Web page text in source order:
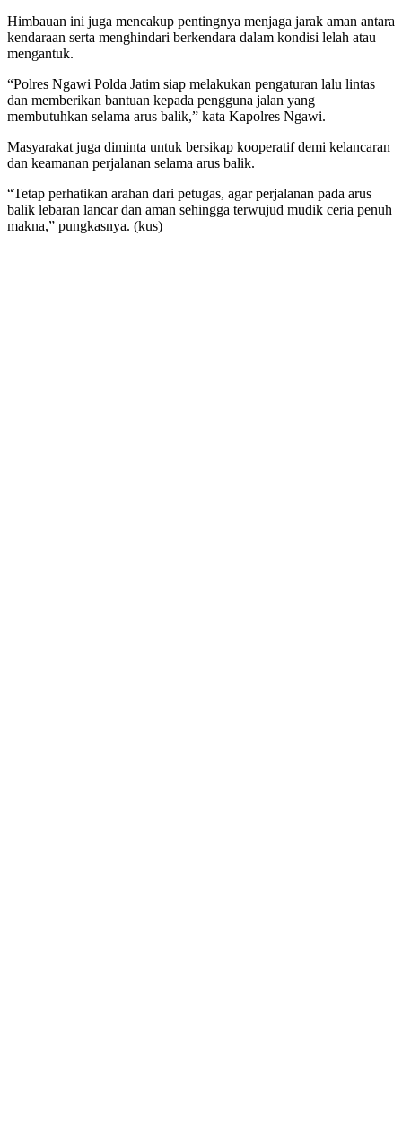
Himbauan ini juga mencakup pentingnya menjaga jarak aman antara
kendaraan serta menghindari berkendara dalam kondisi lelah atau
mengantuk.
“Polres Ngawi Polda Jatim siap melakukan pengaturan lalu lintas
dan memberikan bantuan kepada pengguna jalan yang
membutuhkan selama arus balik,” kata Kapolres Ngawi.
Masyarakat juga diminta untuk bersikap kooperatif demi kelancaran
dan keamanan perjalanan selama arus balik.
“Tetap perhatikan arahan dari petugas, agar perjalanan pada arus
balik lebaran lancar dan aman sehingga terwujud mudik ceria penuh
makna,” pungkasnya. (kus)